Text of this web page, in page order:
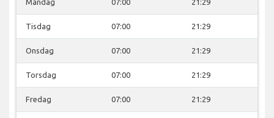
Tisdag 07:00 21:29
Onsdag 07:00 21:29
Torsdag 07:00 21:29
Fredag 07:00 21:29